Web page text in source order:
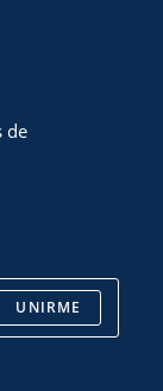
de
UNIRME